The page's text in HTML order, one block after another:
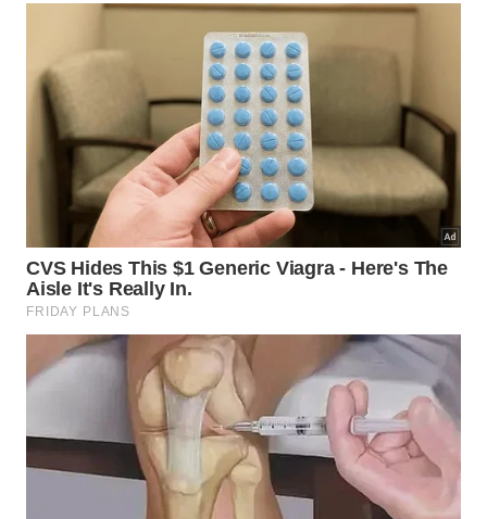
camada superficial da terra;
Regue abundantemente logo em
seguida para ativar os minerais.
Quais os cuidados com os vasos na
varanda no verão?
As plantas cultivadas em recipientes sofrem com a
evaporação rápida da água devido à exposição
solar direta. O monitoramento diário da umidade
impede o estresse severo, permitindo que as raízes
retenham nutrientes e mantenham ahidratação
necessária para sustentar a
aberturade novas